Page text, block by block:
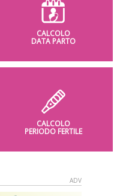
CALCOLO
DATA PARTO
CALCOLO
PERIODO FERTILE